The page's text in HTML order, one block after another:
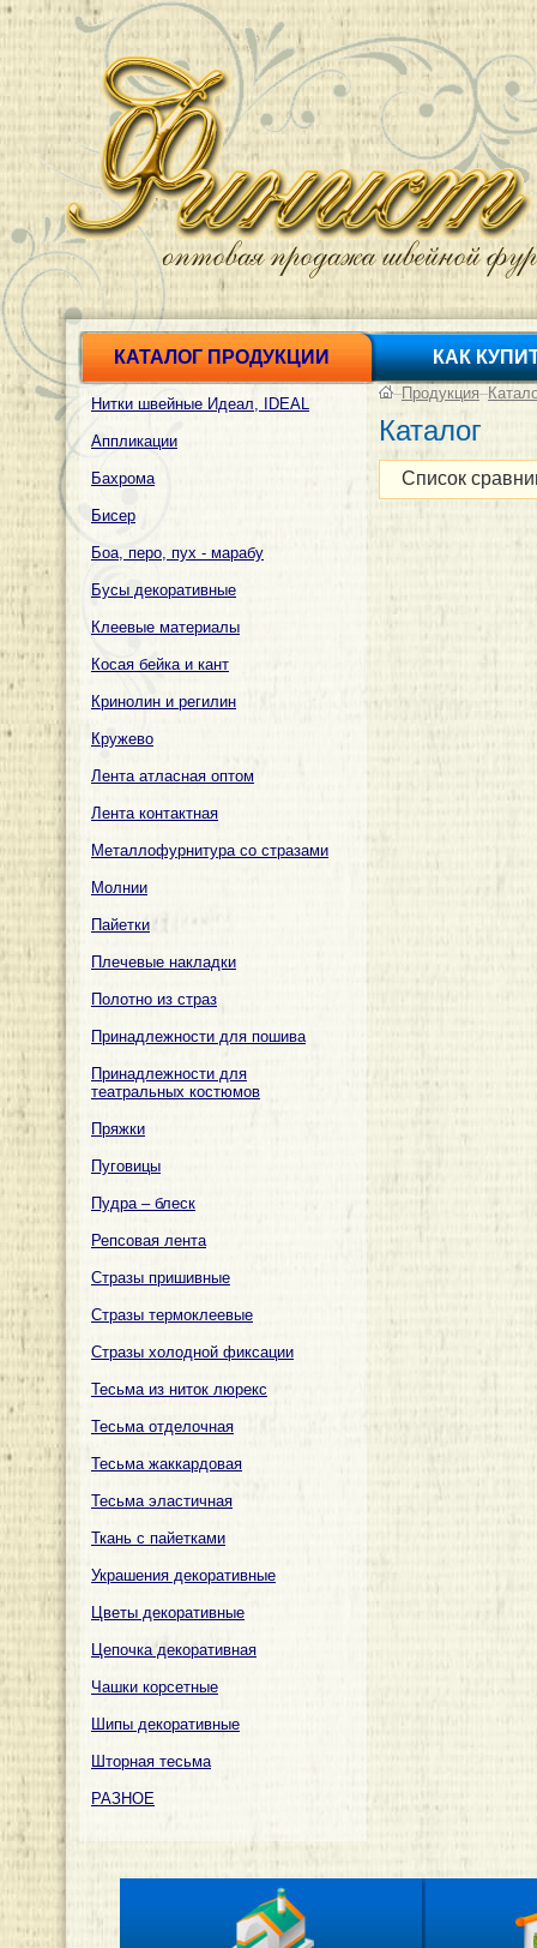
КАТАЛОГ ПРОДУКЦИИ КАК
Нитки швейные Идеал, IDEAL
Аппликации
Бахрома
Бисер
Боа, перо, пух - марабу
Бусы декоративные
Клеевые материалы
Косая бейка и кант
Кринолин и регилин
Кружево
Лента атласная оптом
Лента контактная
Металлофурнитура со стразами
Молнии
Пайетки
Плечевые накладки
Полотно из страз
Принадлежности для пошива
Принадлежности для
театральных костюмов
Пряжки
Пуговицы
Пудра – блеск
Репсовая лента
Стразы пришивные
Стразы термоклеевые
Стразы холодной фиксации
Тесьма из ниток люрекс
Тесьма отделочная
Тесьма жаккардовая
Тесьма эластичная
Ткань с пайетками
Украшения декоративные
Цветы декоративные
Цепочка декоративная
Чашки корсетные
Шипы декоративные
Шторная тесьма
РАЗНОЕ
–Продукция–
Каталог
Список